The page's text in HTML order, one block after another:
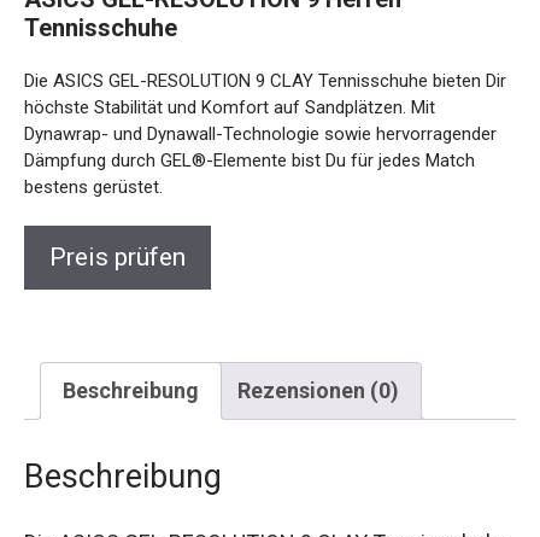
Tennisschuhe
Dir höchste Stabilität und Komfort auf Sandplätzen. Mit
Dynawrap- und Dynawall-Technologie sowie hervorragender
Dämpfung durch GEL®-Elemente bist Du für jedes Match
bestens gerüstet.
Beschreibung Rezensionen (0)
Beschreibung